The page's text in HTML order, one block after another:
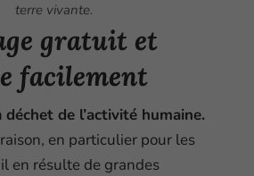
terre vivante.
gratuit et
facilement
déchet de l’activité humaine.
en particulier pour les
en résulte de grandes